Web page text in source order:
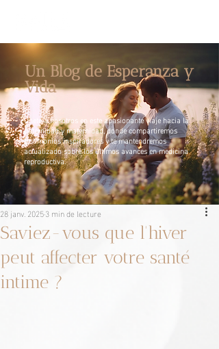
Un Blog de Esperanza y
Vida
Únete a nosotros en este apasionante viaje hacia la
paternidad y maternidad, donde compartiremos
testimonios inspiradores y te mantendremos
actualizado sobre los últimos avances en medicina
reproductiva.
Saviez-vous que l'hiver
peut affecter votre santé
intime ?
28 janv. 20253 min de lecture